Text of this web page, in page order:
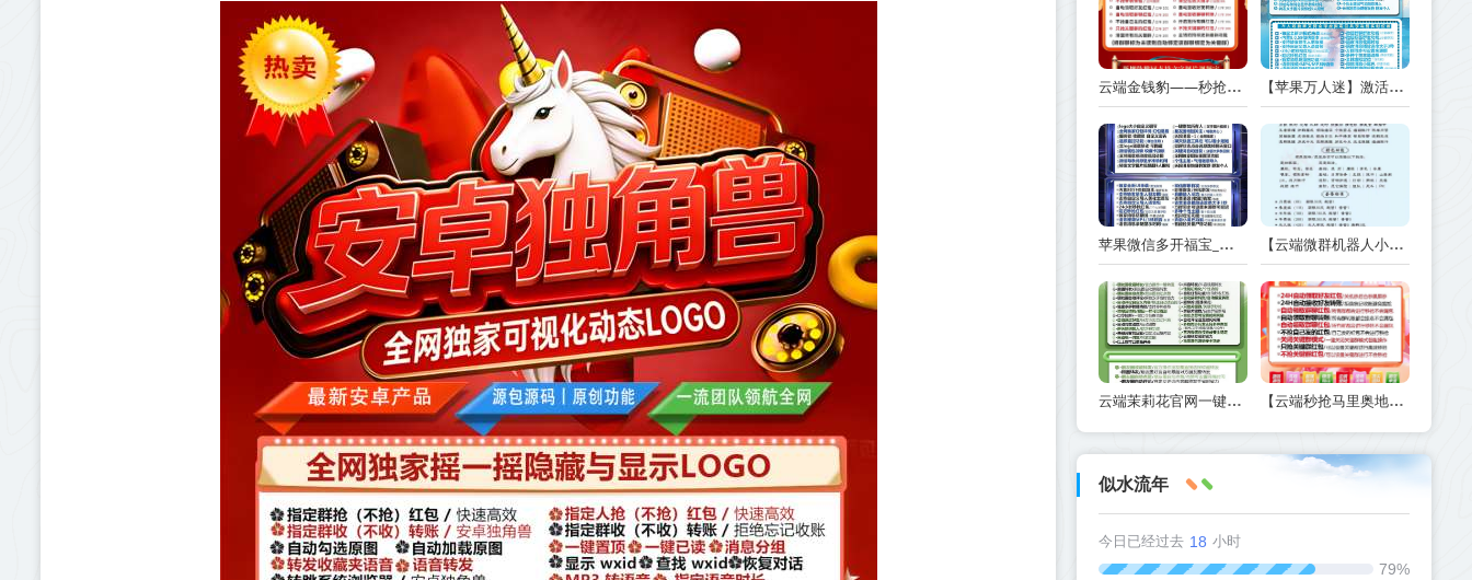
云端金钱豹——秒抢神器,超强防封,全天自动秒抢群红包 【苹果万人迷】激活码商城版本-定时群发-6开版本
苹果微信多开福宝_兑换码如何在TF里下载激活-外测码能下几个 【云端微群机器人小鱼人微信智能群聊机器人】正版激活码授权月卡季卡年卡
云端茉莉花官网一键转发同步朋友圈-云端茉莉花官网激活码授权 【云端秒抢马里奥地址激活码授权使用教程】24小时自动云端抢红包
似水流年
今日已经过去 18 小时
79%